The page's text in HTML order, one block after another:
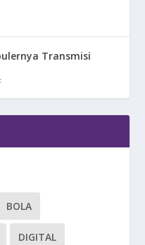
Transmisi
BOLA
DIGITAL